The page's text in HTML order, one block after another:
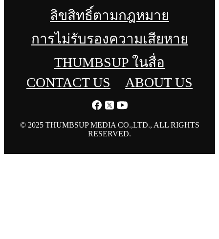
ลิขสิทธิ์ตามกฎหมาย
การไม่รับรองความเสียหาย
THUMBSUP ในสื่อ
CONTACT US
ABOUT US
© 2025 THUMBSUP MEDIA CO.,LTD., ALL RIGHTS
RESERVED.